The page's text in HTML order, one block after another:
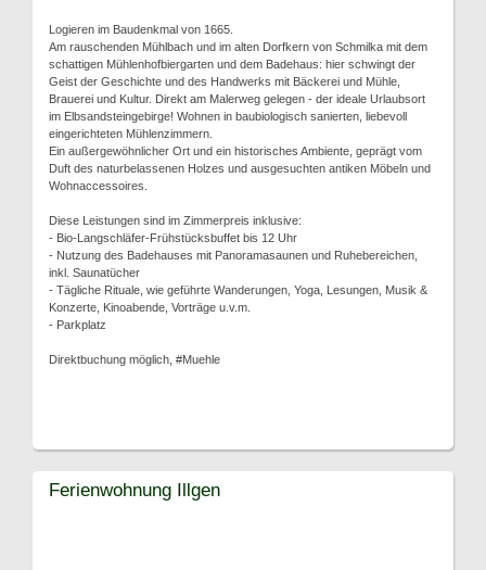
Logieren im Baudenkmal von 1665.
Am rauschenden Mühlbach und im alten Dorfkern von Schmilka mit dem
schattigen Mühlenhofbiergarten und dem Badehaus: hier schwingt der
Geist der Geschichte und des Handwerks mit Bäckerei und Mühle,
Brauerei und Kultur. Direkt am Malerweg gelegen - der ideale Urlaubsort
im Elbsandsteingebirge! Wohnen in baubiologisch sanierten, liebevoll
eingerichteten Mühlenzimmern.
Ein außergewöhnlicher Ort und ein historisches Ambiente, geprägt vom
Duft des naturbelassenen Holzes und ausgesuchten antiken Möbeln und
Wohnaccessoires.
Diese Leistungen sind im Zimmerpreis inklusive:
- Bio-Langschläfer-Frühstücksbuffet bis 12 Uhr
- Nutzung des Badehauses mit Panoramasaunen und Ruhebereichen,
inkl. Saunatücher
- Tägliche Rituale, wie geführte Wanderungen, Yoga, Lesungen, Musik &
Konzerte, Kinoabende, Vorträge u.v.m.
- Parkplatz
Direktbuchung möglich, #Muehle
Ferienwohnung Illgen